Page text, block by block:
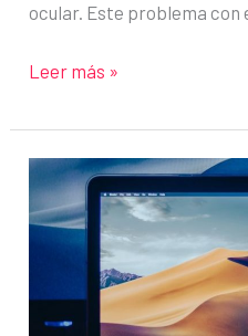
ocular. Este problema con
¿La
se
ve
borrosa?
Arregla
problema
en
Leer más »